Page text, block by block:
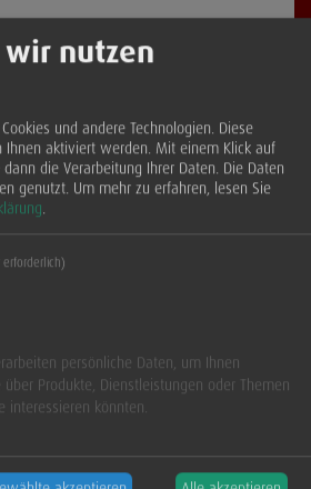
hier
nutzen
und andere Technologien. Diese
Ihnen aktiviert werden. Mit einem Klick auf
dann die Verarbeitung Ihrer Daten. Die Daten
genutzt. Um mehr zu erfahren, lesen Sie
.
erforderlich)
persönliche Daten, um Ihnen
Produkte, Dienstleistungen oder Themen
interessieren könnten.